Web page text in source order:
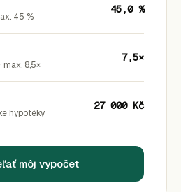
45 %
45,0 %
max. 8,5×
7,5×
hypotéky
27 000 Kč
môj výpočet